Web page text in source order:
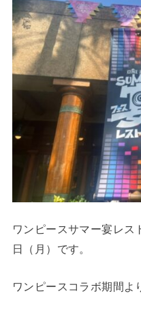
ワンピースサマー宴レス
日（月）です。
ワンピースコラボ期間よ